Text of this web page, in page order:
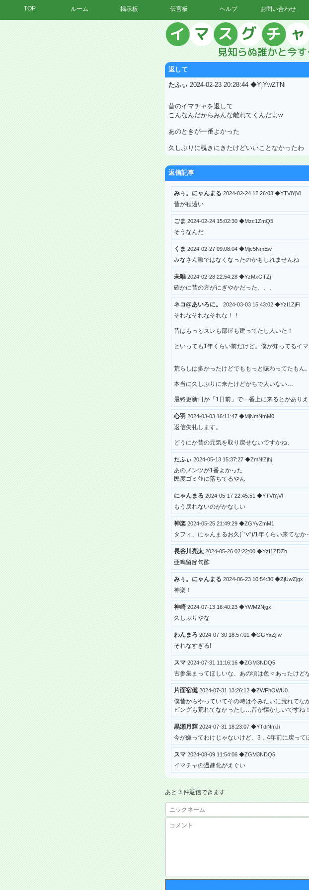
TOP ルーム 掲示板 伝言板 ヘルプ お問い合わせ
返して
たふぃ 2024-02-23 20:28:44 ◆YjYwZTNi
昔のイマチャを返して
こんなんだからみんな離れてくんだよw
あのときが一番よかった
久しぶりに覗きにきたけどいいことなかったわ
返信記事
みぅ。にゃんまる 2024-02-24 12:26:03 ◆YTVlYjVl
昔が程遠い
ごま 2024-02-24 15:02:30 ◆Mzc1ZmQ5
そうなんだ
くま 2024-02-27 09:08:04 ◆Mjc5NmEw
みなさん暇ではなくなったのかもしれませんね
未唯 2024-02-28 22:54:28 ◆YzMxOTZj
確かに昔の方がにぎやかだった、、、
ネコ@あいろに。 2024-03-03 15:43:02 ◆YzI1ZjFi
それなそれなそれな！！
昔はもっとスレも部屋も建ってたし人いた！
といっても1年くらい前だけど。僕が知ってるイ
荒らしは多かったけどでももっと賑わってたもん。
本当に久しぶりに来たけどがちで人いない…
最終更新日が「1日前」で一番上に来るとかありえ
心羽 2024-03-03 16:11:47 ◆MjNmNmM0
返信失礼します。
どうにか昔の元気を取り戻せないですかね、
たふぃ 2024-05-13 15:37:27 ◆ZmNlZjhj
あのメンツが1番よかった
民度ゴミ並に落ちてるやん
にゃんまる 2024-05-17 22:45:51 ◆YTVlYjVl
もう戻れないのがかなしい
神楽 2024-05-25 21:49:29 ◆ZGYyZmM1
タフィ、にゃんまるお久(´°v°)/1年くらい来てなか
長谷川亮太 2024-05-26 02:22:00 ◆YzI1ZDZh
亜鳴留節句酢
みぅ。にゃんまる 2024-06-23 10:54:30 ◆ZjUwZjgx
神楽！
神崎 2024-07-13 16:40:23 ◆YWM2Njgx
久しぶりやな
わんまろ 2024-07-30 18:57:01 ◆OGYxZjIw
それなすぎる!
スマ 2024-07-31 11:16:16 ◆ZGM3NDQ5
古参集まってほしいな、あの頃は色々あったけど
片面宿儺 2024-07-31 13:26:12 ◆ZWFhOWU0
僕昔からやっていてその時は今みたいに荒れて
ピングも荒れてなかったし…昔が懐かしいですね！
黒瀬月輝 2024-07-31 18:23:07 ◆YTdiNmJi
今が嫌ってわけじゃないけど、3，4年前に戻って
スマ 2024-08-09 11:54:06 ◆ZGM3NDQ5
イマチャの過疎化がえぐい
あと 3 件返信できます